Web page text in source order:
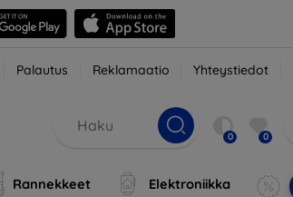
Palautus Reklamaatio Yhteystiedot
0 0
Rannekkeet Elektroniikka